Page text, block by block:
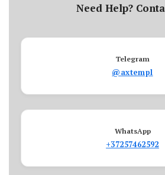
Need Help?
Telegram
@axtempl
WhatsApp
+37257462592